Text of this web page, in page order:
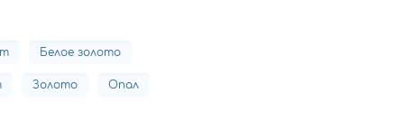
Белое золото
Золото Опал